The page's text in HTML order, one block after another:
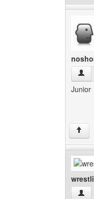
Junior
↑